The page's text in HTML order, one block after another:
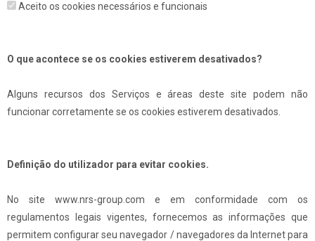
Aceito os cookies necessários e funcionais
O que acontece se os cookies estiverem desativados?
Alguns recursos dos Serviços e áreas deste site podem não
funcionar corretamente se os cookies estiverem desativados.
Definição do utilizador para evitar cookies.
No site www.nrs-group.com e em conformidade com os
regulamentos legais vigentes, fornecemos as informações que
permitem configurar seu navegador / navegadores da Internet para